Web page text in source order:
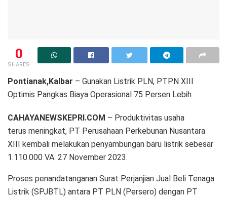
0
SHARES
Pontianak,Kalbar – Gunakan Listrik PLN, PTPN XIII
Optimis Pangkas Biaya Operasional 75 Persen Lebih
CAHAYANEWSKEPRI.COM – Produktivitas usaha
terus meningkat, PT Perusahaan Perkebunan Nusantara
XIII kembali melakukan penyambungan baru listrik sebesar
1.110.000 VA. 27 November 2023.
Proses penandatanganan Surat Perjanjian Jual Beli Tenaga
Listrik (SPJBTL) antara PT PLN (Persero) dengan PT